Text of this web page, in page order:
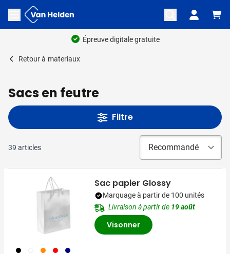
Aller au contenu
Ouvrir le menu
Retour à materiaux
Sacs en feutre
Filtre
39 articles
001 002 007 008 307
Sac papier Glossy
Marquage à partir de 100 unités
Livraison à partir de 19 août
Visonner